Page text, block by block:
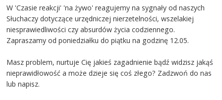
W 'Czasie reakcji' 'na żywo' reagujemy na sygnały od naszych
Słuchaczy dotyczące urzędniczej nierzetelności, wszelakiej
niesprawiedliwości czy absurdów życia codziennego.
Zapraszamy od poniedziałku do piątku na godzinę 12.05.
Masz problem, nurtuje Cię jakieś zagadnienie bądź widzisz jakąś
nieprawidłowość a może dzieje się coś złego? Zadzwoń do nas
lub napisz.